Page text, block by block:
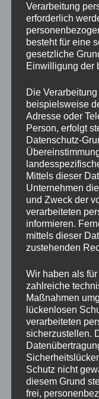
Gedankenspirale
folgen. Nicht
bewusste
Energize your
du deine
Anstrengung,
Einer Wahl für
Arbeiten und
trägt.
Am01.02.2026
Raum in einem
nicht länger
und einen Job
Wenn du dich in
duherzlich
#EnergetikTipp
#Energiearbeit
#Leichtigkeit
Verarbeitung
erforderlich
besteht für eine
gesetzliche
Einwilligung der
Die
beispielsweise
Adresse oder
Person, erfolgt
Datenschutz-
Mittels dieser
Unternehmen
und Zweck der
verarbeiteten
informieren.
mittels dieser
zustehenden
Wir haben als
zahlreiche
Maßnahmen
lückenlosen
verarbeiteten
sicherzustellen.
Schutz nicht
diesem Grund
frei,